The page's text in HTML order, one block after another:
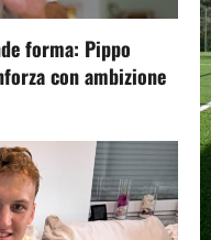
forma: Pippo
con ambizione